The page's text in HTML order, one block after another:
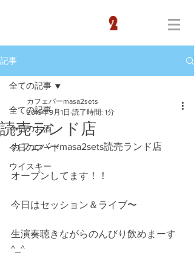
記事
全ての記事
今日のお酒
今日のフード
ウイスキー
全ての記事
読売ランド店
カフェバーmasa2sets
2019年9月1日 読了時間: 1分
カフェバーmasa2sets読売ランド店
オープンしてます！！
今日はセッション＆ライブ〜
生演奏聴きながらのんびり飲めまーす
^_^